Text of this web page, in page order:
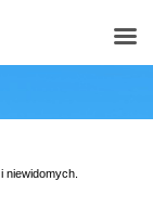
niewidomych.